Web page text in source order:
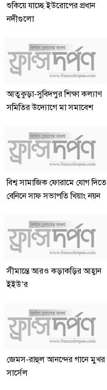
শুকিয়ে যাচ্ছে ইউরোপের প্রধান
নদীগুলো
আতুকুড়া-সুবিদপুর শিক্ষা কল্যাণ
সমিতির উদ্যোগে মা সমাবেশ
বিশ্ব সামাজিক ফোরামে যোগ দিতে
বেনিনে সাফ সভাপতি খিয়াং নয়ন
সীমান্তে আরও কড়াকড়ির আহ্বান
ইইউ’র
জেমস-রাহুল আনন্দের গানে মুখর
সার্সেল